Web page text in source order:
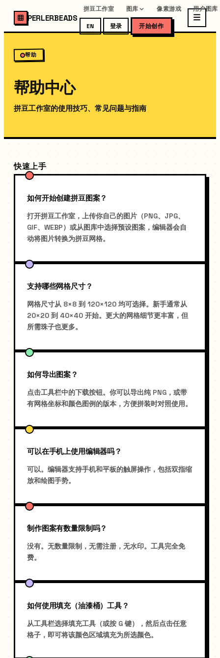
PERLERBEADS
拼豆工作室 图库 像素游戏 用户图库
EN 登录 开始创作
帮助
帮助中心
拼豆工作室的使用技巧、常见问题与指南
快速上手
如何开始创建拼豆图案？
打开拼豆工作室，上传你自己的图片（PNG、JPG、
GIF、WEBP）或从图库中选择预设图案，编辑器会自
动将图片转换为拼豆网格。
支持哪些网格尺寸？
网格尺寸从 8×8 到 120×120 均可选择。新手通常从
20×20 到 40×40 开始。更大的网格细节更丰富，但
所需珠子也更多。
如何导出图案？
点击工具栏中的下载按钮。你可以导出纯 PNG，或带
有网格坐标和颜色图例的版本，方便拼装时对照使用。
可以在手机上使用编辑器吗？
可以。编辑器支持手机和平板的触屏操作，包括双指缩
放和绘图手势。
制作图案有数量限制吗？
没有。无数量限制，无需注册，无水印。工具完全免
费。
如何使用填充（油漆桶）工具？
从工具栏选择填充工具（或按 G 键），然后点击任意
格子，即可将该颜色区域填充为所选颜色。